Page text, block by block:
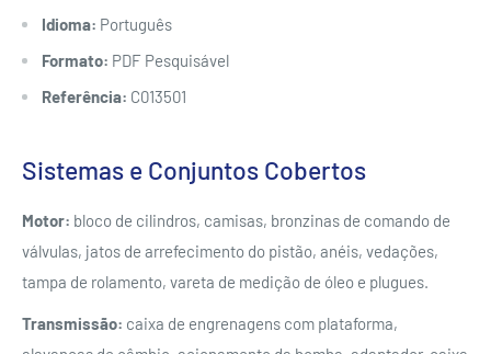
Idioma: Português
Formato: PDF Pesquisável
Referência: C013501
Sistemas e Conjuntos Cobertos
Motor: bloco de cilindros, camisas, bronzinas de comando de
válvulas, jatos de arrefecimento do pistão, anéis, vedações,
tampa de rolamento, vareta de medição de óleo e plugues.
Transmissão: caixa de engrenagens com plataforma,